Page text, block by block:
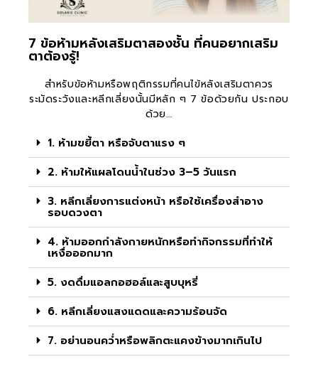
7 ข้อห้ามหลังเสริมตาสองชั้น ที่คนอยากเสริม
ตาต้องรู้!
สำหรับข้อห้ามหรือพฤติกรรมที่คนไข้หลังเสริมตาควร
ระมัดระวังและหลีกเลี่ยงนั้นมีหลัก ๆ 7 ข้อด้วยกัน ประกอบ
ด้วย…
1. ห้ามขยี้ตา หรือจับตาแรง ๆ
2. ห้ามให้แผลโดนน้ำในช่วง 3–5 วันแรก
3. หลีกเลี่ยงการแต่งหน้า หรือใช้เครื่องสำอาง
รอบดวงตา
4. ห้ามออกกำลังกายหนักหรือทำกิจกรรมที่ทำให้
เหงื่อออกมาก
5. งดดื่มแอลกอฮอล์และสูบบุหรี่
6. หลีกเลี่ยงแสงแดดและความร้อนจัด
7. อย่านอนคว่ำหรือพลิกตะแคงข้างมากเกินไป